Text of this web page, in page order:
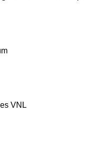
VNL